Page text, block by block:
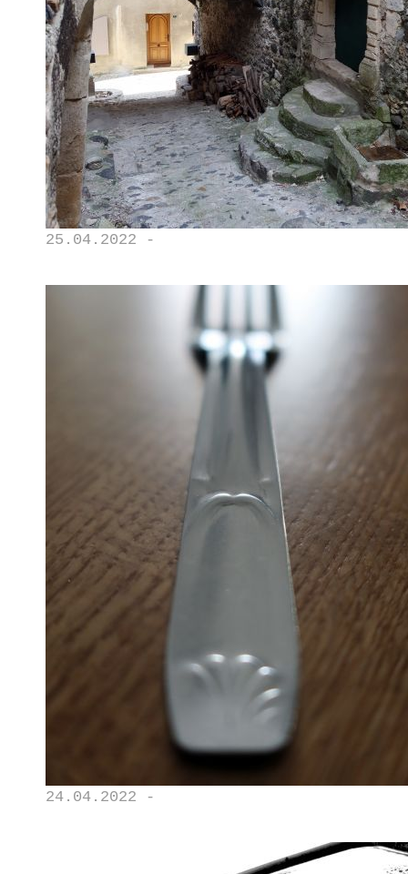
25.04.2022 -
24.04.2022 -